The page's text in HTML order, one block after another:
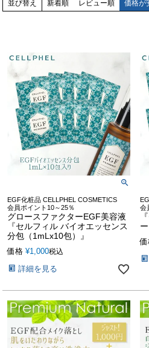
並び替え 新着順 レビュー順 価格が
EGF化粧品 CELLPHEL COSMETICS
会員ポイント10～25％
グロースファクターEGF美容液
『セルフィル バイオエッセンス
分包（1mLx10包）』
価格 ¥1,000税込
詳細を見る
会